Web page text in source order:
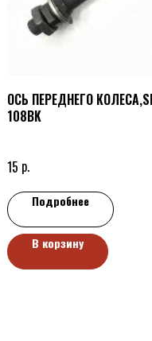
ОСЬ ПЕРЕДНЕГО
108BK
15 р.
Подробнее
В корзину